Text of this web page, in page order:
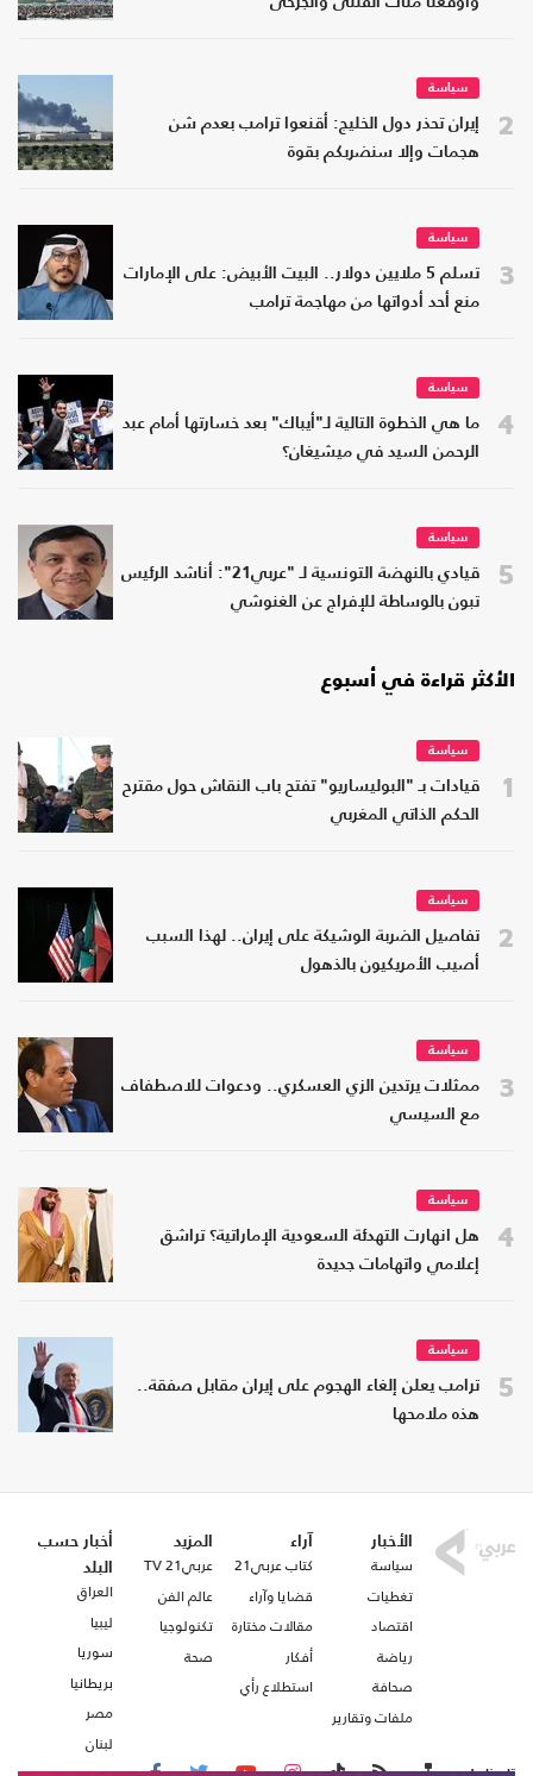
وأوقعنا مئات القتلى والجرحى
2
سياسة
إيران تحذر دول الخليج: أقنعوا ترامب بعدم شن
هجمات وإلا سنضربكم بقوة
3
سياسة
تسلم 5 ملايين دولار.. البيت الأبيض: على الإمارات
منع أحد أدواتها من مهاجمة ترامب
4
سياسة
ما هي الخطوة التالية لـ"أيباك" بعد خسارتها أمام عبد
الرحمن السيد في ميشيغان؟
5
سياسة
قيادي بالنهضة التونسية لـ "عربي21": أناشد الرئيس
تبون بالوساطة للإفراج عن الغنوشي
الأكثر قراءة في أسبوع
1
سياسة
قيادات بـ "البوليساريو" تفتح باب النقاش حول مقترح
الحكم الذاتي المغربي
2
سياسة
تفاصيل الضربة الوشيكة على إيران.. لهذا السبب
أصيب الأمريكيون بالذهول
3
سياسة
ممثلات يرتدين الزي العسكري.. ودعوات للاصطفاف
مع السيسي
4
سياسة
هل انهارت التهدئة السعودية الإماراتية؟ تراشق
إعلامي واتهامات جديدة
5
سياسة
ترامب يعلن إلغاء الهجوم على إيران مقابل صفقة..
هذه ملامحها
الأخبار
سياسة
تغطيات
اقتصاد
رياضة
صحافة
ملفات وتقارير
آراء
كتاب عربي21
قضايا وآراء
مقالات مختارة
أفكار
استطلاع رأي
المزيد
عربي21 TV
عالم الفن
تكنولوجيا
صحة
أخبار حسب
البلد
العراق
ليبيا
سوريا
بريطانيا
مصر
لبنان